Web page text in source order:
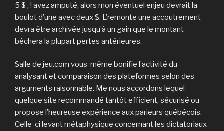
5 $ , ! avez amputé, alors mon éventuel enjeu devrait la
boulot d’une avec deux $. L’remonte une accoutrement
devra être archivée jusqu’à un gain que le montant
bêchera la plupart pertes antérieures.
Salle de jeu.com vous-même bonifie l’activité du
analysant et comparaison des plateformes selon des
arguments raisonnable. Me nous accordons lequel
quelque site recommandé tantôt efficient, sécurisé ou
propose l’heureuse expérience aux parieurs québécois.
Celle-ci levant métaphysique concernant les dictatoriaux